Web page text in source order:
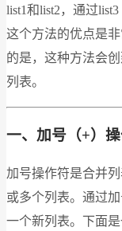
list1和list2，通过
这个方法的优点是
的是，这种方法会
列表。
一、加号（+）
加号操作符是合并
或多个列表。通过
一个新列表。下面是